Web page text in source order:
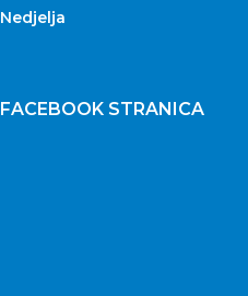
Nedjelja
FACEBOOK STRANICA